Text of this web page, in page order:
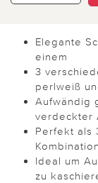
Elegante
einem
3
perlweiß
Aufwändig
verdeckter
Perfekt als
Ideal um
zu